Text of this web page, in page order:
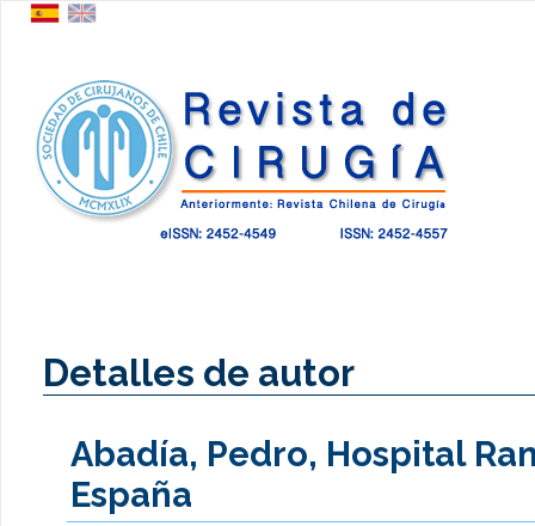
Detalles de autor
Abadía, Pedro, Hospital
España